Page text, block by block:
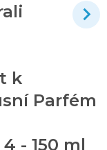
k
Parfém
- 150 ml